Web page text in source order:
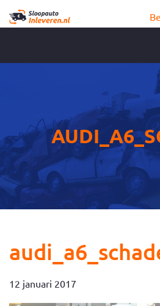
12 januari 2017